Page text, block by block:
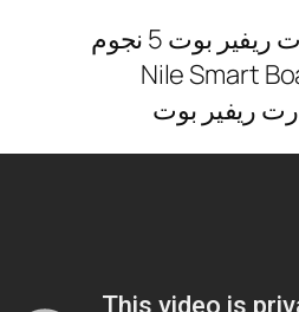
بوت 5 نجوم
Nile Smart
ريفير بوت